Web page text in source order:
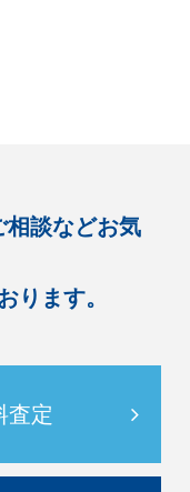
相談などお気
ります。
査定